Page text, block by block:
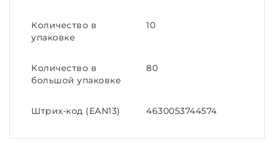
Количество в
упаковке
10
Количество в
большой упаковке
80
Штрих-код (EAN13) 4630053744574